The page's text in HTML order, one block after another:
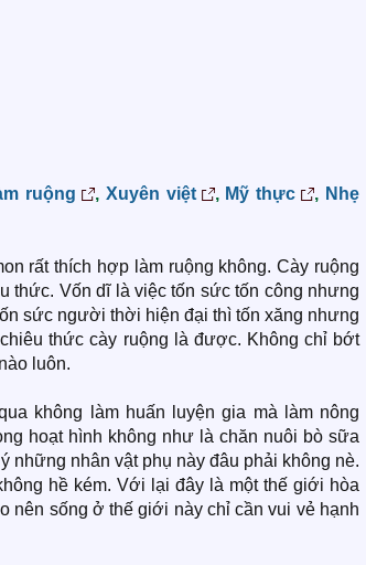
ruộng , Xuyên việt , Mỹ thực , Nhẹ
rất thích hợp làm ruộng không. Cày ruộng
thức. Vốn dĩ là việc tốn sức tốn công nhưng
sức người thời hiện đại thì tốn xăng nhưng
thức cày ruộng là được. Không chỉ bớt
luôn.
không làm huấn luyện gia mà làm nông
hoạt hình không như là chăn nuôi bò sữa
những nhân vật phụ này đâu phải không nè.
hề kém. Với lại đây là một thế giới hòa
nên sống ở thế giới này chỉ cần vui vẻ hạnh